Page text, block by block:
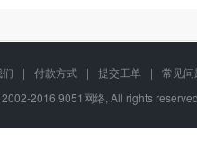
| 付款方式 | 提交工单 | 常见问
2016 9051网络, All rights